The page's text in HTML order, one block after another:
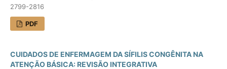
2799-2816
PDF
CUIDADOS DE ENFERMAGEM DA SÍFILIS CONGÊNITA NA
ATENÇÃO BÁSICA: REVISÃO INTEGRATIVA